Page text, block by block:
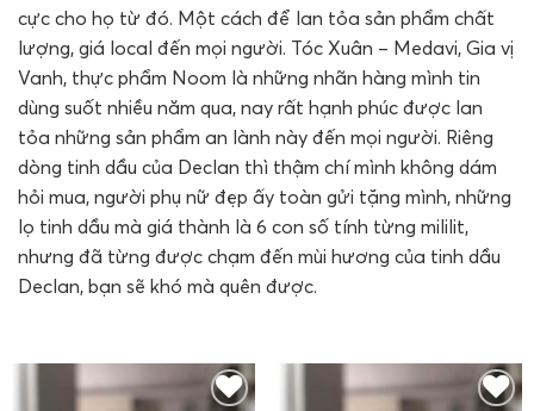
cực cho họ từ đó. Một cách để lan tỏa sản phẩm chất
lượng, giá local đến mọi người. Tóc Xuân – Medavi, Gia vị
Vanh, thực phẩm Noom là những nhãn hàng mình tin
dùng suốt nhiều năm qua, nay rất hạnh phúc được lan
tỏa những sản phẩm an lành này đến mọi người. Riêng
dòng tinh dầu của Declan thì thậm chí mình không dám
hỏi mua, người phụ nữ đẹp ấy toàn gửi tặng mình, những
lọ tinh dầu mà giá thành là 6 con số tính từng mililit,
nhưng đã từng được chạm đến mùi hương của tinh dầu
Declan, bạn sẽ khó mà quên được.